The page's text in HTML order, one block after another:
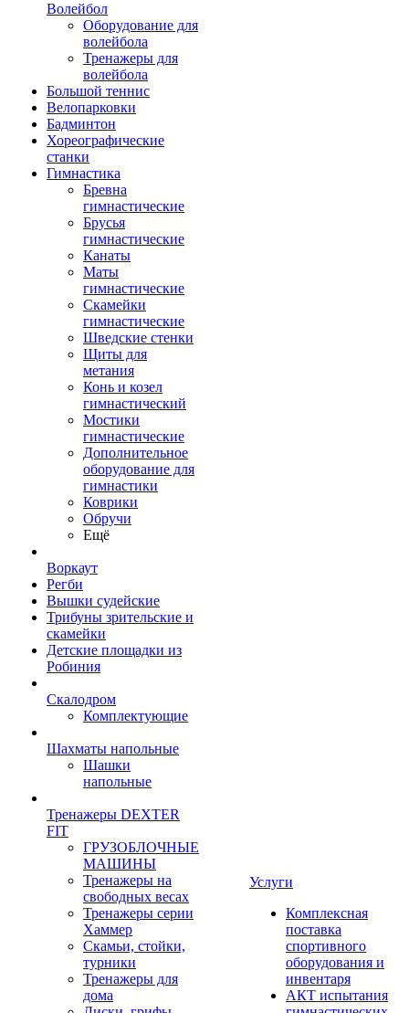
Волейбол
Оборудование для
волейбола
Тренажеры для
волейбола
Большой теннис
Велопарковки
Бадминтон
Хореографические
станки
Гимнастика
Бревна
гимнастические
Брусья
гимнастические
Канаты
Маты
гимнастические
Скамейки
гимнастические
Шведские стенки
Щиты для
метания
Конь и козел
гимнастический
Мостики
гимнастические
Дополнительное
оборудование для
гимнастики
Коврики
Обручи
Ещё
Воркаут
Регби
Вышки судейские
Трибуны зрительские и
скамейки
Детские площадки из
Робиния
Скалодром
Комплектующие
Шахматы напольные
Шашки
напольные
Тренажеры DEXTER
FIT
ГРУЗОБЛОЧНЫЕ
МАШИНЫ
Тренажеры на
свободных весах
Тренажеры серии
Хаммер
Скамьи, стойки,
турники
Тренажеры для
дома
Услуги
Комплексная
поставка
спортивного
оборудования и
инвентаря
АКТ испытания